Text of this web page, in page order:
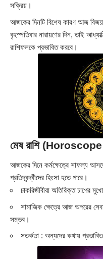
সক্রিয়।
আজকের দিনটি বিশেষ কারণ আজ বিজয়া
বৃহস্পতিবার নারায়ণের দিন, তাই
রাশিফলকে প্রভাবিত করবে।
মেষ রাশি
আজকের দিনে কর্মক্ষেত্রে সাফল্য
প্রতিদ্বন্দ্বীদের হিংসা হতে পারে।
চাকরিজীবীরা অতিরিক্ত চাপের
সামাজিক ক্ষেত্রে আজ অপরের
সম্ভব।
সতর্কতা : অন্যদের কথায়